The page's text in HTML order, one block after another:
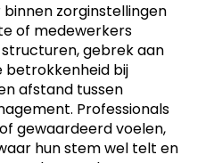
zorginstellingen
of medewerkers
gebrek aan
bij
afstand tussen
Professionals
gewaardeerd voelen,
hun stem wel telt en